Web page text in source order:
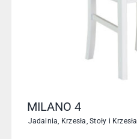
MILANO 4
Jadalnia Krzesła ,Stoły i Krzesła